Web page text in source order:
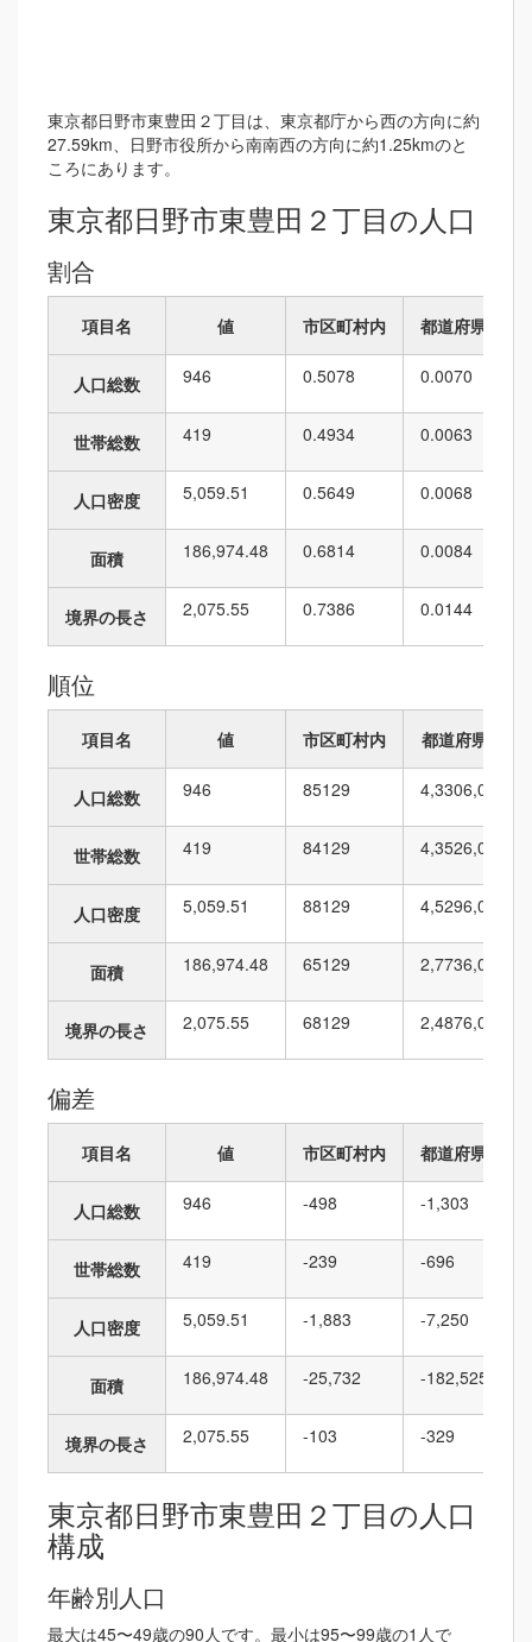
東京都日野市東豊田２丁目は、東京都庁から西の方向に約
27.59km、日野市役所から南南西の方向に約1.25kmのと
ころにあります。
東京都日野市東豊田２丁目の人口
割合
項目名 値 市区町村内 都道府県内
人口総数 946 0.5078 0.0070
世帯総数 419 0.4934 0.0063
人口密度 5,059.51 0.5649 0.0068
面積 186,974.48 0.6814 0.0084
境界の長さ 2,075.55 0.7386 0.0144
順位
項目名 値 市区町村内 都道府県内
人口総数 946 85129 4,3306,010
世帯総数 419 84129 4,3526,010
人口密度 5,059.51 88129 4,5296,010
面積 186,974.48 65129 2,7736,010
境界の長さ 2,075.55 68129 2,4876,010
偏差
項目名 値 市区町村内 都道府県内
人口総数 946 -498 -1,303
世帯総数 419 -239 -696
人口密度 5,059.51 -1,883 -7,250
面積 186,974.48 -25,732 -182,525
境界の長さ 2,075.55 -103 -329
東京都日野市東豊田２丁目の人口
構成
年齢別人口
最大は45〜49歳の90人です。最小は95〜99歳の1人で